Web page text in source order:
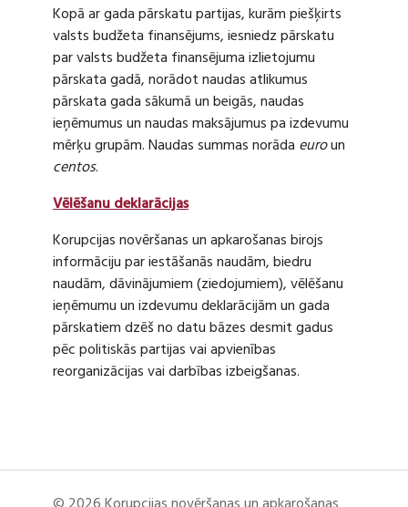
Kopā ar gada pārskatu partijas, kurām piešķirts
valsts budžeta finansējums, iesniedz pārskatu
par valsts budžeta finansējuma izlietojumu
pārskata gadā, norādot naudas atlikumus
pārskata gada sākumā un beigās, naudas
ieņēmumus un naudas maksājumus pa izdevumu
mērķu grupām. Naudas summas norāda euroun
centos.
Vēlēšanu deklarācijas
Korupcijas novēršanas un apkarošanas birojs
informāciju par iestāšanās naudām, biedru
naudām, dāvinājumiem (ziedojumiem), vēlēšanu
ieņēmumu un izdevumu deklarācijām un gada
pārskatiem dzēš no datu bāzes desmit gadus
pēc politiskās partijas vai apvienības
reorganizācijas vai darbības izbeigšanas.